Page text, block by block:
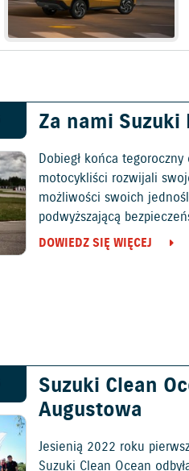
Za nami Suzuki
Dobiegł końca
motocykliści rozwijali
możliwości swoich
podwyższającą
DOWIEDZ SIĘ WIĘCEJ
Suzuki Clean
Augustowa
Jesienią 2022 roku
Suzuki Clean Ocean